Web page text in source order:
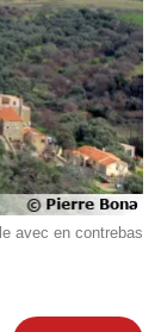
avec en contrebas